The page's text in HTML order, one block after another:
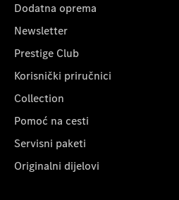
Dodatna oprema
Newsletter
Prestige Club
Korisnički priručnici
Collection
Pomoć na cesti
Servisni paketi
Originalni dijelovi